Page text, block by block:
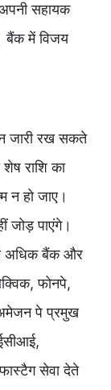
सहायक
बैंक में विजय
जारी रख सकते
राशि का
हो जाए।
जोड़ पाएंगे।
अधिक बैंक और
फोनपे,
पे प्रमुख
सेवा देते